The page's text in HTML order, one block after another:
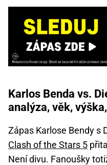
Karlos Benda vs.
analýza, věk,
Zápas Karlose Bendy s
Clash of the Stars 5
Není divu. Fanoušky